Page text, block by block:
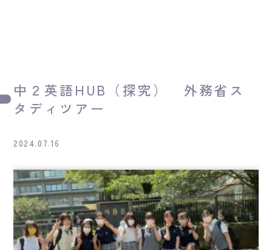
中２英語HUB（探究） 外務省ス
タディツアー
2024.07.16